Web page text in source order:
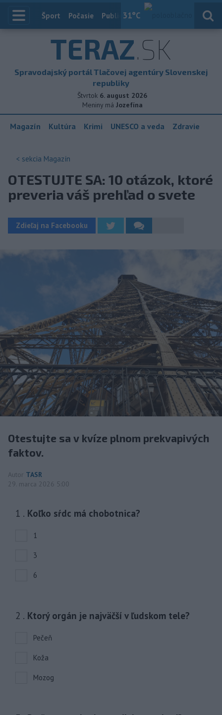
31°C
Index
Šport Počasie Publicistika
TERAZ.SK
Spravodajský portál Tlačovej agentúry Slovenskej
republiky
Štvrtok 6. august 2026
Meniny má Jozefína
Magazín Kultúra Krimi UNESCO a veda Zdravie
< sekcia Magazín
OTESTUJTE SA: 10 otázok, ktoré
preveria váš prehľad o svete
Zdieľaj na Facebooku
Otestujte sa v kvíze plnom prekvapivých
faktov.
Autor TASR
29. marca 2026 5:00